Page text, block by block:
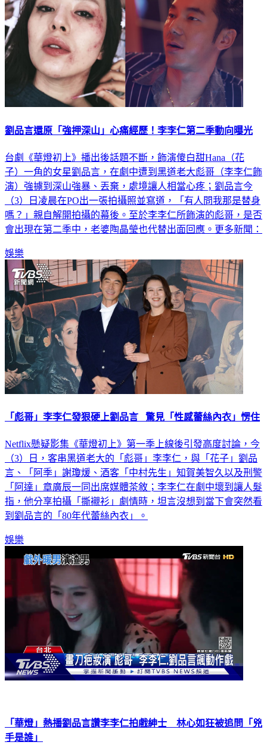
劉品言還原「強押深山」心痛經歷！李李仁第二季動向曝光
台劇《華燈初上》播出後話題不斷，飾演傻白甜Hana（花
子）一角的女星劉品言，在劇中遭到黑道老大彪哥（李李仁飾
演）強擄到深山強暴、丟棄，處境讓人相當心疼；劉品言今
（3）日凌晨在PO出一張拍攝照並寫道，「有人問我那是替身
嗎？」親自解開拍攝的幕後。至於李李仁所飾演的彪哥，是否
會出現在第二季中，老婆陶晶瑩也代替出面回應。更多新聞：
娛樂
「彪哥」李李仁發狠硬上劉品言 驚見「性感蕾絲內衣」愣住
Netflix懸疑影集《華燈初上》第一季上線後引發高度討論，今
（3）日，客串黑道老大的「彪哥」李李仁，與「花子」劉品
言、「阿季」謝瓊煖、酒客「中村先生」知賀美智久以及刑警
「阿達」章廣辰一同出席媒體茶敘；李李仁在劇中壞到讓人髮
指，他分享拍攝「撕襯衫」劇情時，坦言沒想到當下會突然看
到劉品言的「80年代蕾絲內衣」。
娛樂
「華燈」熱播劉品言讚李李仁拍戲紳士 林心如狂被追問「兇
手是誰」